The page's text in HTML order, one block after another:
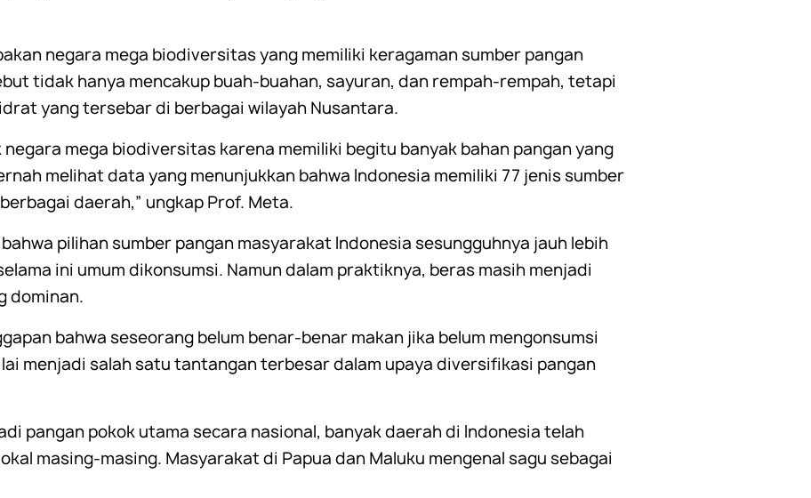
negara mega biodiversitas yang memiliki keragaman sumber pangan
tidak hanya mencakup buah-buahan, sayuran, dan rempah-rempah, tetapi
yang tersebar di berbagai wilayah Nusantara.
mega biodiversitas karena memiliki begitu banyak bahan pangan yang
melihat data yang menunjukkan bahwa Indonesia memiliki 77 jenis sumber
daerah,” ungkap Prof. Meta.
pilihan sumber pangan masyarakat Indonesia sesungguhnya jauh lebih
ini umum dikonsumsi. Namun dalam praktiknya, beras masih menjadi
dominan.
bahwa seseorang belum benar-benar makan jika belum mengonsumsi
menjadi salah satu tantangan terbesar dalam upaya diversifikasi pangan
pangan pokok utama secara nasional, banyak daerah di Indonesia telah
masing-masing. Masyarakat di Papua dan Maluku mengenal sagu sebagai